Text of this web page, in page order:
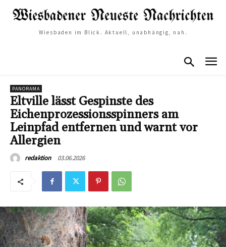
Wiesbaden im Blick. Aktuell, unabhängig, nah.
PANORAMA
Eltville lässt Gespinste des
Eichenprozessionsspinners am
Leinpfad entfernen und warnt vor
Allergien
redaktion 03.06.2026